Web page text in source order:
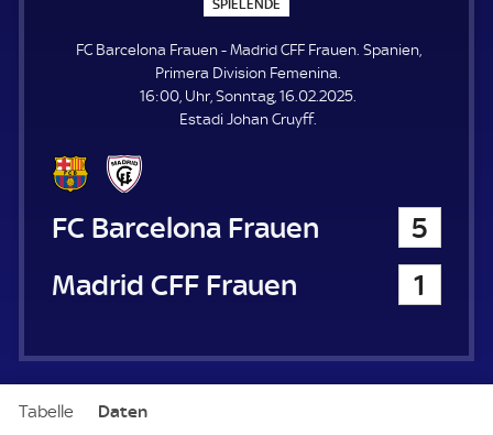
SPIELENDE
P
E
E
N
D
E
FC Barcelona Frauen - Madrid CFF Frauen. Spanien,
Primera Division Femenina.
16:00, Uhr, Sonntag, 16.02.2025.
Estadi Johan Cruyff.
FC Barcelona Frauen
5
Madrid CFF Frauen
1
Tabelle Daten